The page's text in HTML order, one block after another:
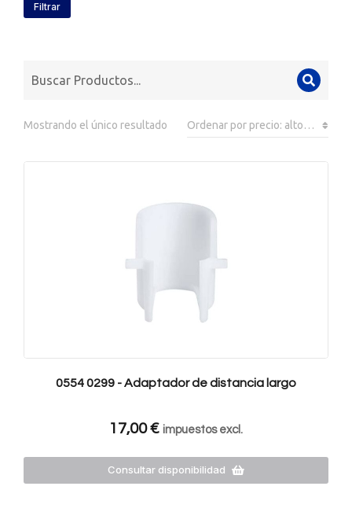
Filtrar
Mostrando el único resultado
0554 0299 - Adaptador de distancia largo
17,00€ impuestos excl.
Consultar disponibilidad